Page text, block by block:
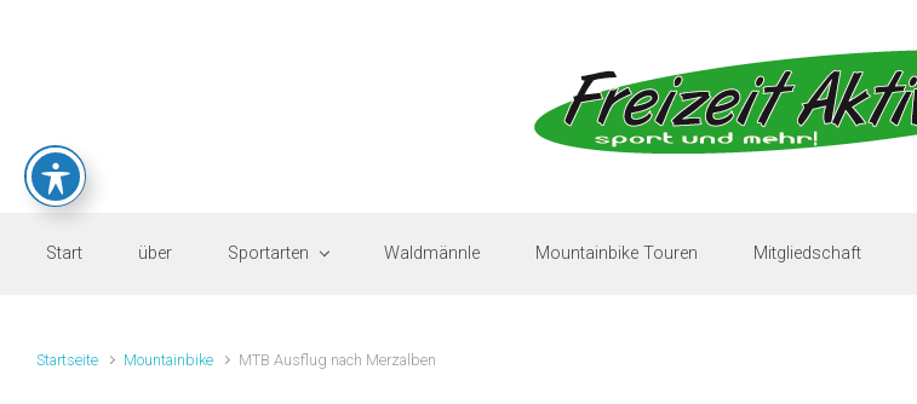
Start über Sportarten Waldmännle Mountainbike Touren Mitgliedschaft
Startseite Mountainbike MTB Ausflug nach Merzalben